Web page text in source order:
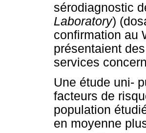
sérodiagnostic
Laboratory)
confirmation au
présentaient
services
Une étude uni-
facteurs de
population
en moyenne